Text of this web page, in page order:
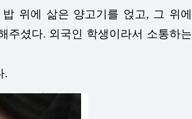
위에 삶은 양고기를 얹고, 그 위에
주셨다. 외국인 학생이라서 소통하는
.